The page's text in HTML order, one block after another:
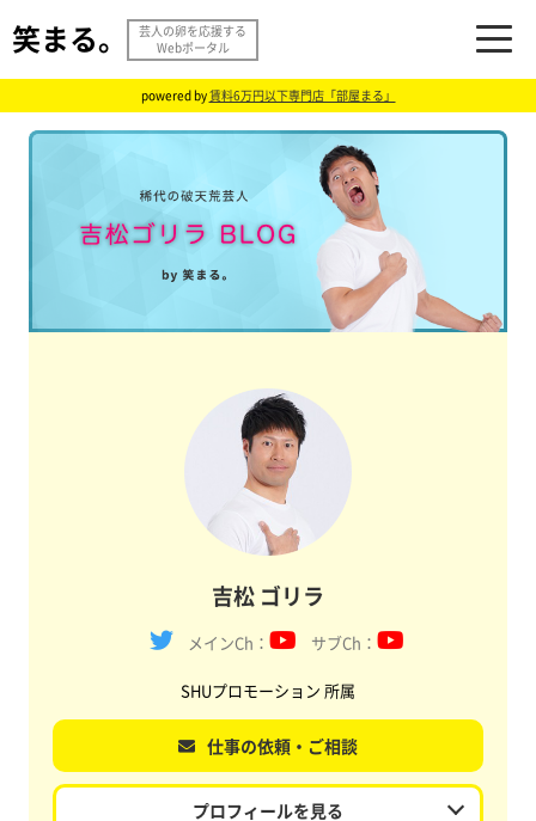
笑まる。
芸人の卵を応援する
Webポータル
powered by 賃料6万円以下専門店「部屋まる」
吉松 ゴリラ
メインCh： サブCh：
SHUプロモーション 所属
仕事の依頼・ご相談
プロフィールを見る